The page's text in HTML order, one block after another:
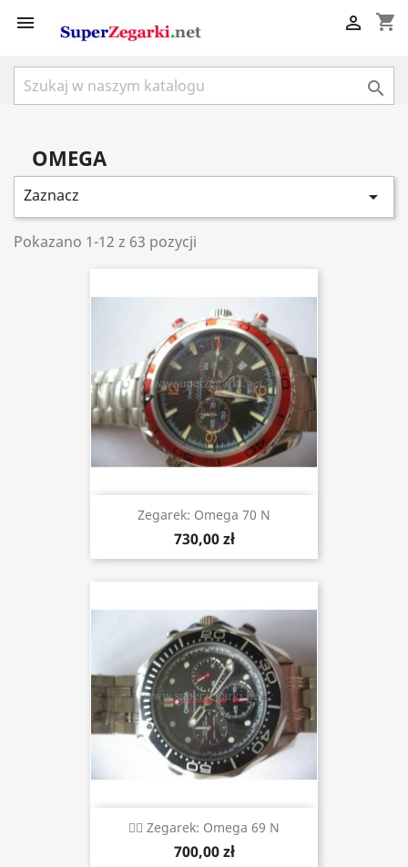
 shopping_cart


OMEGA
Zaznacz 
Pokazano 1-12 z 63 pozycji
Zegarek: Omega 70 N
730,00 zł
 Zegarek: Omega 69 N
700,00 zł